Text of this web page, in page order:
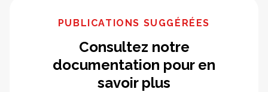
PUBLICATIONS SUGGÉRÉES
Consultez notre
documentation pour en
savoir plus